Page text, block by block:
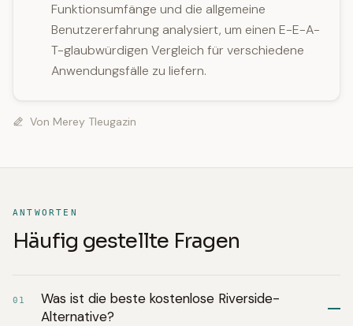
Funktionsumfänge und die allgemeine
Benutzererfahrung analysiert, um einen E-E-A-
T-glaubwürdigen Vergleich für verschiedene
Anwendungsfälle zu liefern.
Von Merey Tleugazin
ANTWORTEN
Häufig gestellte Fragen
01
Was ist die beste kostenlose Riverside-
Alternative?